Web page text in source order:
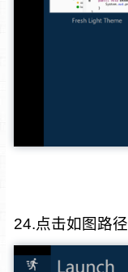
24.点击如图路径